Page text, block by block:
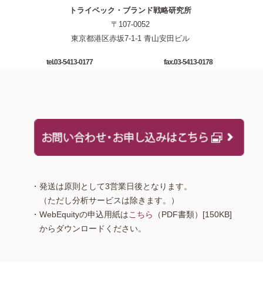
トライベック・ブランド戦略研究所
〒107-0052
東京都港区赤坂7-1-1 青山安田ビル
tel.03-5413-0177 fax.03-5413-0178
・発送は原則として3営業日後となります。
（ただし分析サービスは除きます。）
・WebEquityの申込用紙はこちら
（PDF書類）[150KB]
からダウンロードください。